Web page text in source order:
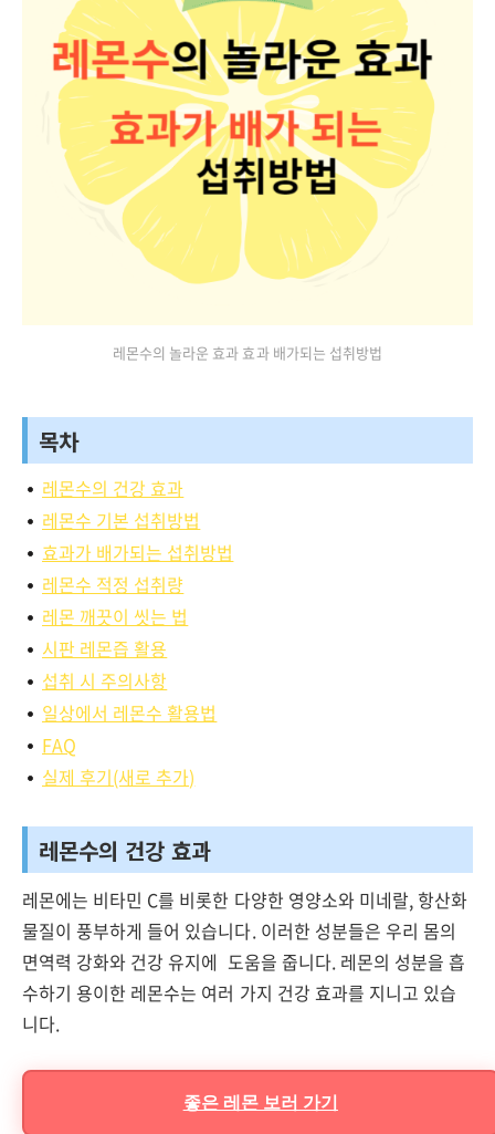
레몬수의 놀라운 효과 효과 배가되는 섭취방법
목차
레몬수의 건강 효과
레몬수 기본 섭취방법
효과가 배가되는 섭취방법
레몬수 적정 섭취량
레몬 깨끗이 씻는 법
시판 레몬즙 활용
섭취 시 주의사항
일상에서 레몬수 활용법
FAQ
실제 후기(새로 추가)
레몬수의 건강 효과
레몬에는 비타민 C를 비롯한 다양한 영양소와 미네랄, 항산화
물질이 풍부하게 들어 있습니다. 이러한 성분들은 우리 몸의
면역력 강화와 건강 유지에 도움을 줍니다. 레몬의 성분을 흡
수하기 용이한 레몬수는 여러 가지 건강 효과를 지니고 있습
니다.
좋은 레몬 보러 가기